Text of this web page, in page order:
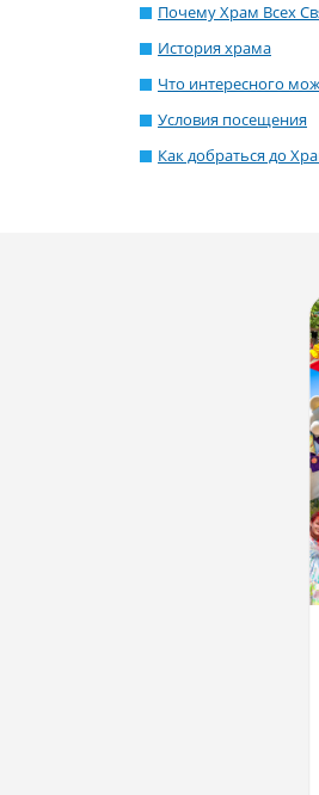
Почему Храм Всех
История храма
Что интересного
Условия посещения
Как добраться до